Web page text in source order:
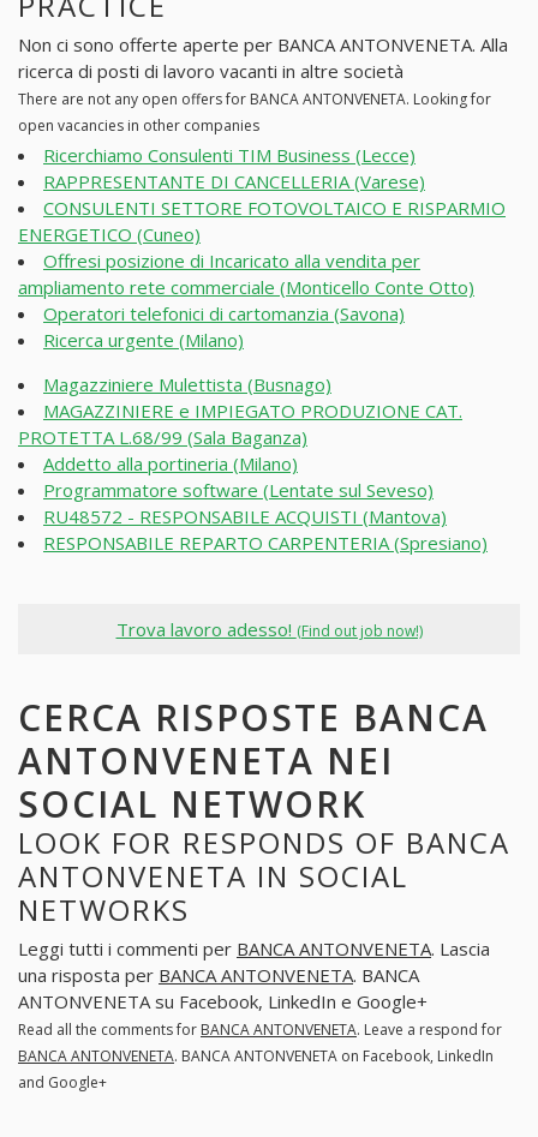
Non ci sono offerte aperte per BANCA ANTONVENETA. Alla
ricerca di posti di lavoro vacanti in altre società
There are not any open offers for BANCA ANTONVENETA. Looking for
open vacancies in other companies
Ricerchiamo Consulenti TIM Business (Lecce)
RAPPRESENTANTE DI CANCELLERIA (Varese)
CONSULENTI SETTORE FOTOVOLTAICO E RISPARMIO
ENERGETICO (Cuneo)
Offresi posizione di Incaricato alla vendita per
ampliamento rete commerciale (Monticello Conte Otto)
Operatori telefonici di cartomanzia (Savona)
Ricerca urgente (Milano)
Magazziniere Mulettista (Busnago)
MAGAZZINIERE e IMPIEGATO PRODUZIONE CAT.
PROTETTA L.68/99 (Sala Baganza)
Addetto alla portineria (Milano)
Programmatore software (Lentate sul Seveso)
RU48572 - RESPONSABILE ACQUISTI (Mantova)
RESPONSABILE REPARTO CARPENTERIA (Spresiano)
Trova lavoro adesso! (Find out job now!)
CERCA RISPOSTE BANCA
ANTONVENETA NEI
SOCIAL NETWORK
LOOK FOR RESPONDS OF BANCA
ANTONVENETA IN SOCIAL
NETWORKS
Leggi tutti i commenti per BANCA ANTONVENETA. Lascia
una risposta per BANCA ANTONVENETA. BANCA
ANTONVENETA su Facebook, LinkedIn e Google+
Read all the comments for BANCA ANTONVENETA. Leave a respond for
BANCA ANTONVENETA. BANCA ANTONVENETA on Facebook, LinkedIn
and Google+